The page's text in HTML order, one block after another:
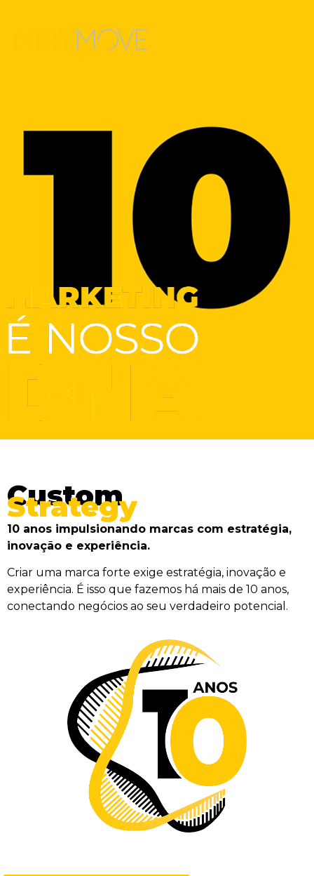
Custom
Strategy
10 anos impulsionando marcas com estratégia,
inovação e experiência.
Criar uma marca forte exige estratégia, inovação e
experiência. É isso que fazemos há mais de 10 anos,
conectando negócios ao seu verdadeiro potencial.